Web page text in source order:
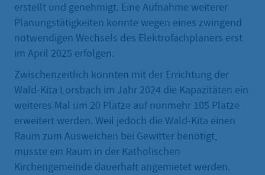
erstellt und genehmigt. Eine Aufnahme weiterer
Planungstätigkeiten konnte wegen eines zwingend
notwendigen Wechsels des Elektrofachplaners erst
im April 2025 erfolgen.
Zwischenzeitlich konnten mit der Errichtung der
Wald-Kita Lorsbach im Jahr 2024 die Kapazitäten ein
weiteres Mal um 20 Plätze auf nunmehr 105 Plätze
erweitert werden. Weil jedoch die Wald-Kita einen
Raum zum Ausweichen bei Gewitter benötigt,
musste ein Raum in der Katholischen
Kirchengemeinde dauerhaft angemietet werden.